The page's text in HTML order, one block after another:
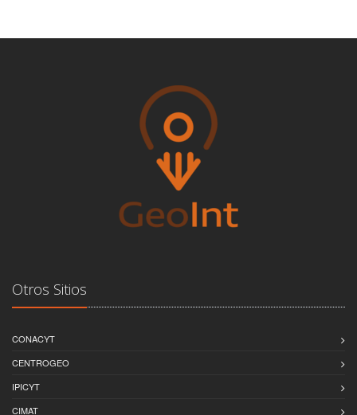
Otros Sitios
CONACYT
CENTROGEO
IPICYT
CIMAT